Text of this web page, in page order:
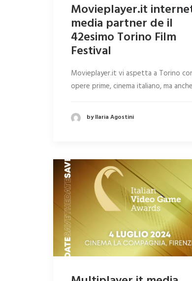
Movieplayer.it
media partner de il
42esimo Torino Film
Festival
Movieplayer.it vi aspetta a Torino
opere prime, cinema italiano, ma
by Ilaria Agostini